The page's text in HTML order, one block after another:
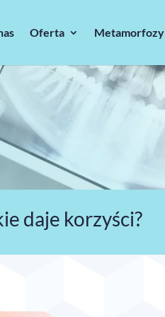
Oferta Metamorfozy
daje korzyści?